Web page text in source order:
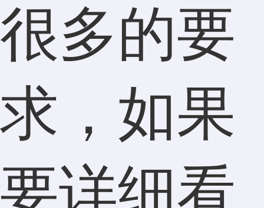
很多的要
求，如果
要详细看